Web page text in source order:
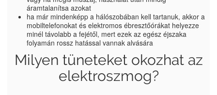
áramtalanítsa azokat
ha már mindenképp a hálószobában kell tartanuk, akkor a
mobiltelefonokat és elektromos ébresztőórákat helyezze
minél távolabb a fejétől, mert ezek az egész éjszaka
folyamán rossz hatással vannak alvására
Milyen tüneteket okozhat az
elektroszmog?